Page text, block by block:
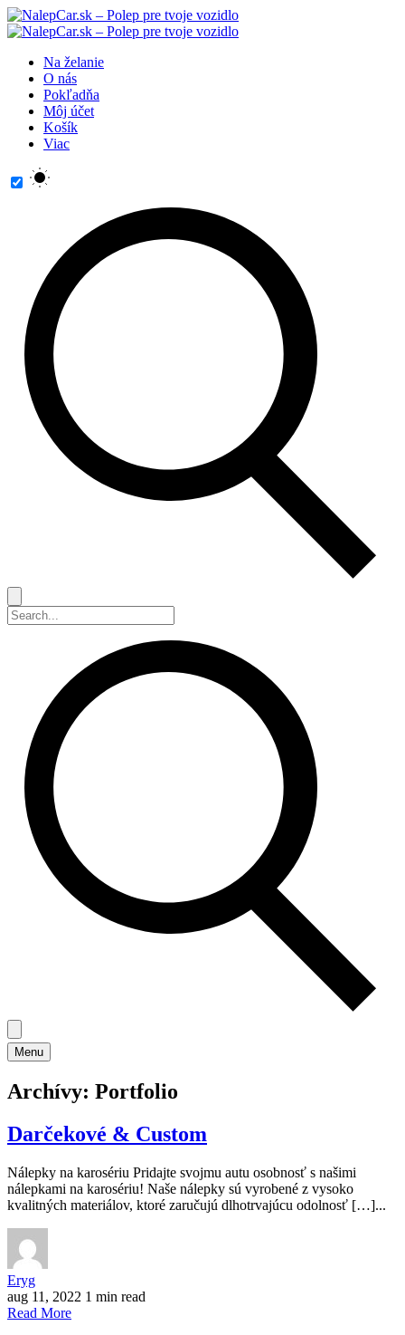
Na želanie
O nás
Pokľadňa
Môj účet
Košík
Viac
Menu
Archívy: Portfolio
Darčekové & Custom
Nálepky na karosériu Pridajte svojmu autu osobnosť s našimi
nálepkami na karosériu! Naše nálepky sú vyrobené z vysoko
kvalitných materiálov, ktoré zaručujú dlhotrvajúcu odolnosť […]...
Eryg
aug 11, 2022 1 min read
Read More